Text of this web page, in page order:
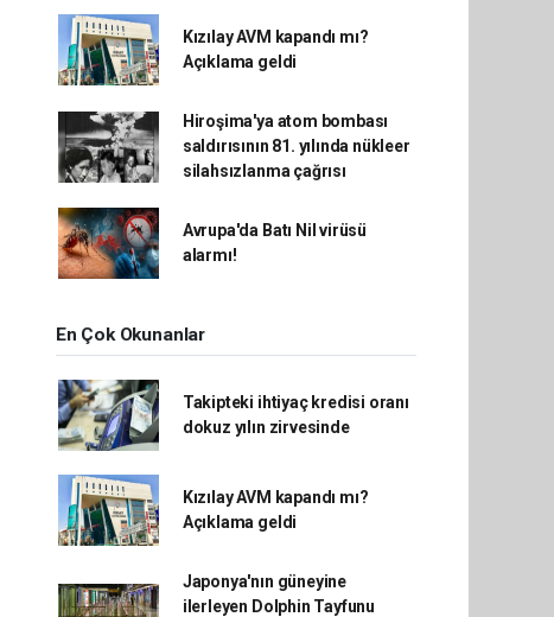
Kızılay AVM kapandı mı?
Açıklama geldi
Hiroşima'ya atom bombası
saldırısının 81. yılında nükleer
silahsızlanma çağrısı
Avrupa'da Batı Nil virüsü
alarmı!
En Çok Okunanlar
Takipteki ihtiyaç kredisi oranı
dokuz yılın zirvesinde
Kızılay AVM kapandı mı?
Açıklama geldi
Japonya'nın güneyine
ilerleyen Dolphin Tayfunu